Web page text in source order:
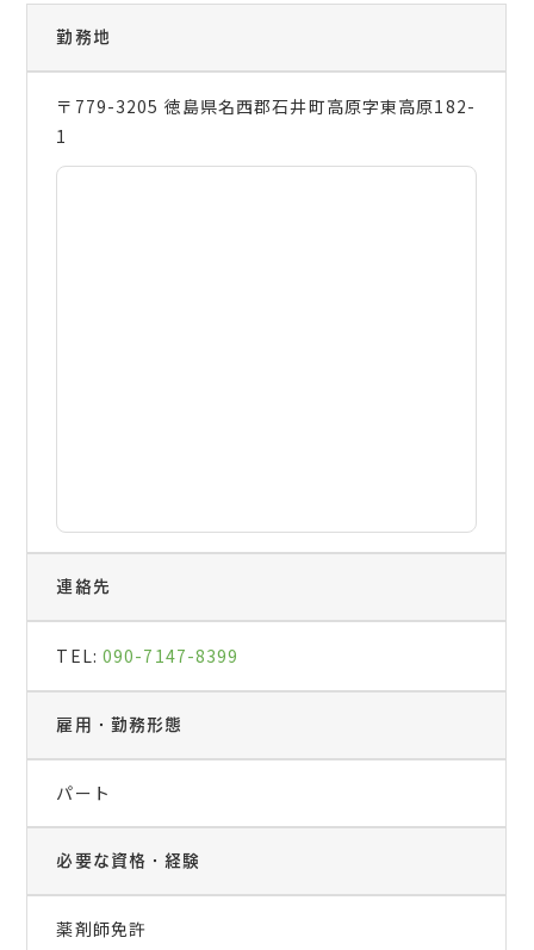
勤務地
〒779-3205 徳島県名西郡石井町高原字東高原182-
1
連絡先
TEL:090-7147-8399
雇用・勤務形態
パート
必要な資格・経験
薬剤師免許